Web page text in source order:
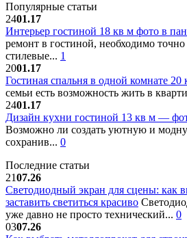
Популярные статьи
2401.17
Интерьер гостиной 18 кв м фото в
ремонт в гостиной, необходимо
стилевые... 1
2001.17
Гостиная спальня в одной комнате 20
семьи есть возможность жить в
2401.17
Дизайн кухни гостиной 13 кв м —
Возможно ли создать уютную и
сохранив... 0
Последние статьи
2107.26
Светодиодный экран для сцены: как
заставить светиться красиво
уже давно не просто технический... 0
0307.26